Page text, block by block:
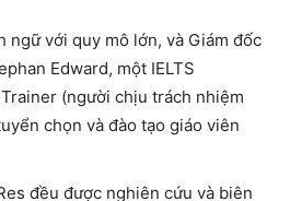
ngữ với quy mô lớn, và Giám đốc
Edward, một IELTS
(người chịu trách nhiệm
chọn và đào tạo giáo viên
đều được nghiên cứu và biên